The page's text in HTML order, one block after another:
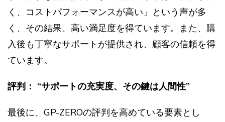
く、コストパフォーマンスが高い」という声が多
く、その結果、高い満足度を得ています。また、購
入後も丁寧なサポートが提供され、顧客の信頼を得
ています。
評判： “サポートの充実度、その鍵は人間性”
最後に、GP-ZEROの評判を高めている要素とし